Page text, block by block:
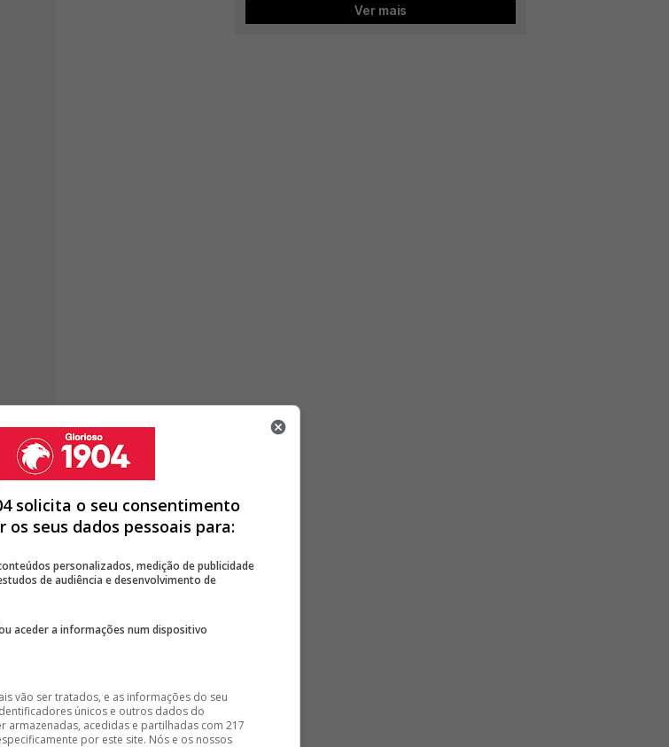
Clubes da
MARCO SILVA
DO BENFICA JÁ NÃO VAI PARA
a este Clube.Estou
Ver mais
solicita o seu consentimento
os seus dados pessoais para:
personalizados, medição de publicidade
de audiência e desenvolvimento de
aceder a informações num dispositivo
vão ser tratados, e as informações do seu
únicos e outros dados do
armazenadas, acedidas e partilhadas com 217
por este site. Nós e os nossos